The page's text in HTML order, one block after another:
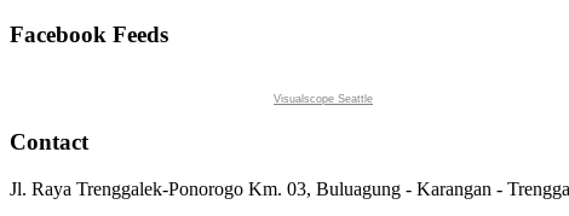
Facebook Feeds
Visualscope Seattle
Contact
Jl. Raya Trenggalek-Ponorogo Km. 03, Buluagung - Karangan -